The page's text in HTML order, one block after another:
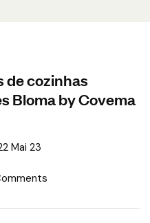
de cozinhas
Bloma by Covema
Mai 23